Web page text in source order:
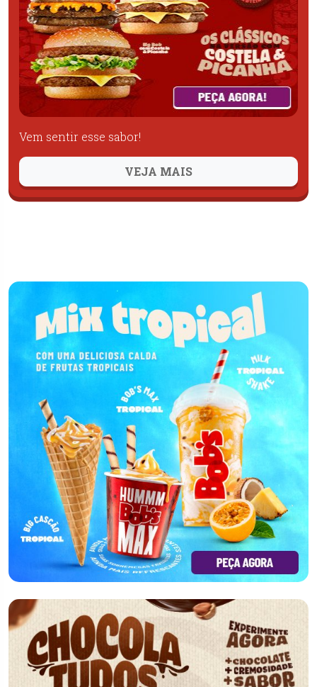
Vem sentir esse sabor!
VEJA MAIS